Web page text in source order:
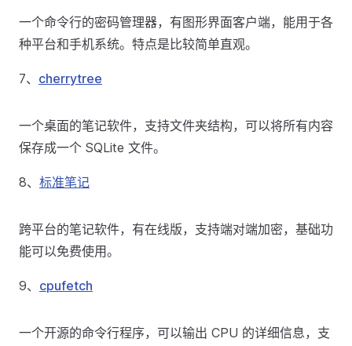
一个命令行的密码管理器，有图形界面客户端，能用于各
种平台和手机系统。特点是比较简单直观。
7、 cherrytree
一个桌面的笔记软件，支持文件夹结构，可以将所有内容
保存成一个 SQLite 文件。
8、 标准笔记
跨平台的笔记软件，有在线版，支持端对端加密，基础功
能可以免费使用。
9、 cpufetch
一个开源的命令行程序，可以输出 CPU 的详细信息，支